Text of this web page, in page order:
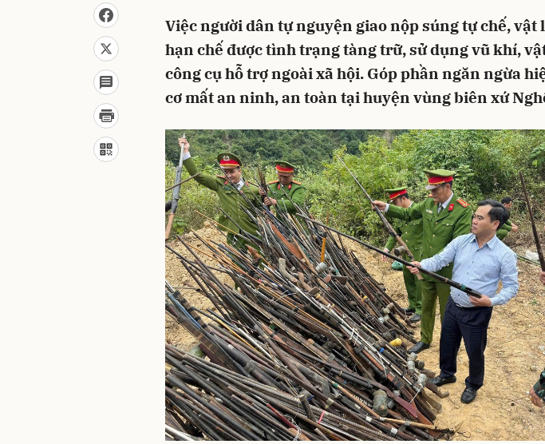
Việc người dân tự nguyện giao nộp súng tự chế, vật
hạn chế được tình trạng tàng trữ, sử dụng vũ khí,
công cụ hỗ trợ ngoài xã hội. Góp phần ngăn ngừa
cơ mất an ninh, an toàn tại huyện vùng biên xứ